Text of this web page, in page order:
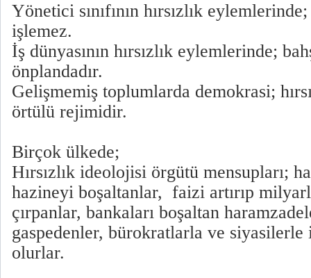
Yönetici sınıfının hırsızlık
işlemez.
İş dünyasının hırsızlık eylemlerinde;
önplandadır.
Gelişmemiş toplumlarda demokrasi;
örtülü rejimidir.
Birçok ülkede;
Hırsızlık ideolojisi örgütü mensupları;
hazineyi boşaltanlar, faizi artırıp
çırpanlar, bankaları boşaltan
gaspedenler, bürokratlarla ve
olurlar.